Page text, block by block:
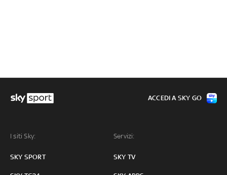
I siti Sky:
SKY SPORT
Servizi:
SKY TV
ACCEDI A SKY GO